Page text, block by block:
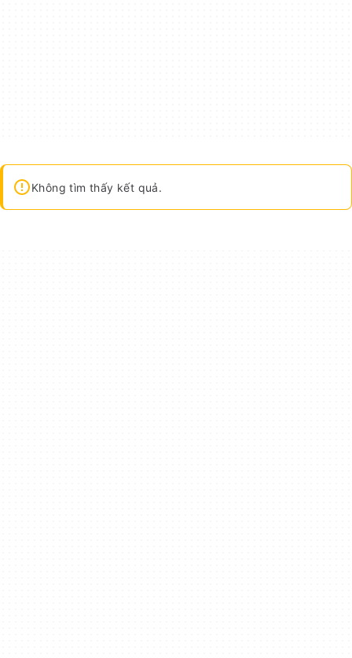
Không tìm thấy kết quả.